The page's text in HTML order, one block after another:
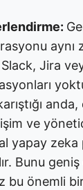
Slack, Jira
anda,
ve
yapay zeka
Bunu
bu önemli